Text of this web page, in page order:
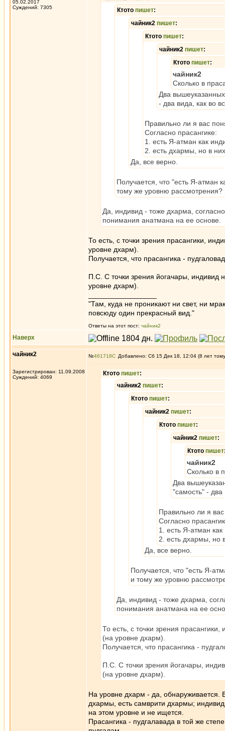
05.02.2017
Суждений: 7305
Ктото пишет:
чайник2 пишет:
Ктото пишет:
чайник2 пишет:
Ктото пишет:
чайник2
Сколько в
Два
- два вида, как во
Правильно ли я вас
Согласно прасангике:
1. есть Я-атман как
2. есть дхармы, но в
Да, все верно.
Получается, что "есть Я-атман
тому же уровню рассмотрения?
Да, индивид - тоже дхарма,
понимания анатмана на ее основе.
То есть, с точки зрения прасангики,
уровне дхарм).
Получается, что прасангика -
П.С. С точки зрения йогачары, индивид
уровне дхарм).
"Там, куда не проникают ни свет, ни
повсюду один прекрасный вид."
Ответы на этот пост: чайник2
Наверх
чайник2
Зарегистрирован: 11.09.2008
Суждений: 4069
№461718 Добавлено: Сб 15 Дек 18, 12:04 (8 лет
Ктото пишет:
чайник2 пишет:
Ктото пишет:
чайник2 пишет:
Ктото пишет:
чайник2 пишет:
Ктото пишет
чайник2
Сколько в
Два
"самость" -
Правильно ли я
Согласно
1. есть Я-атман
2. есть дхармы, но
Да, все верно.
Получается, что "есть Я-
и тому же уровню
Да, индивид - тоже дхарма,
понимания анатмана на ее
То есть, с точки зрения
(на уровне дхарм).
Получается, что прасангика -
П.С. С точки зрения йогачары,
(на уровне дхарм).
На уровне дхарм - да, обнаруживается.
дхармы, есть самврити дхармы;
на этом уровне и не ищется.
Прасангика - пудгалавада в той же